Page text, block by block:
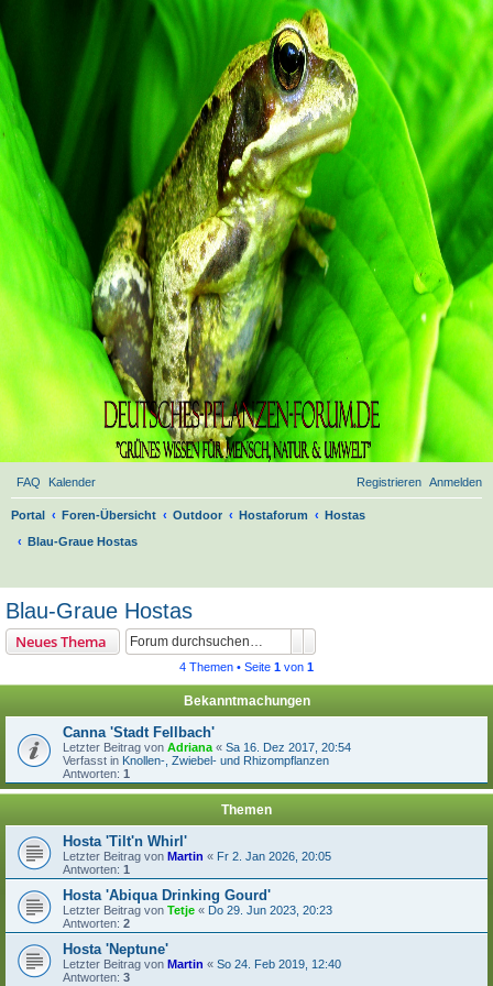
FAQ Kalender Anmelden
Registrieren
Portal Foren-Übersicht Outdoor Hostaforum
Hostas
Blau-Graue Hostas
Blau-Graue Hostas
Neues Thema
4 Themen • Seite 1 von 1
Bekanntmachungen
Canna 'Stadt Fellbach'
Letzter Beitrag von Adriana « Sa 16. Dez 2017, 20:54
Verfasst in Knollen-, Zwiebel- und Rhizompflanzen
Antworten: 1
Themen
Hosta 'Tilt'n Whirl'
Letzter Beitrag von Martin « Fr 2. Jan 2026, 20:05
Antworten: 1
Hosta 'Abiqua Drinking Gourd'
Letzter Beitrag von Tetje « Do 29. Jun 2023, 20:23
Antworten: 2
Hosta 'Neptune'
Letzter Beitrag von Martin « So 24. Feb 2019, 12:40
Antworten: 3